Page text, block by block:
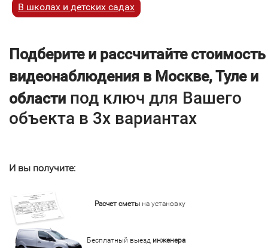
В школах и детских садах
Подберите и рассчитайте стоимость
видеонаблюдения в Москве, Туле и
области под ключ для Вашего
объекта в 3х вариантах
И вы получите:
Расчет сметы на установку
Бесплатный выезд инженера